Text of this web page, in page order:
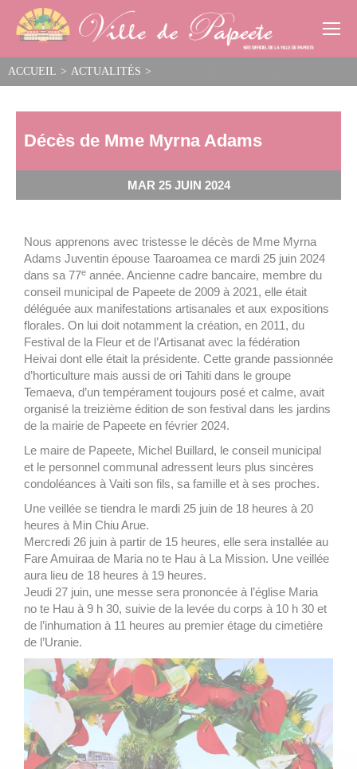
ACCUEIL > ACTUALITÉS >
Décès de Mme Myrna Adams
MAR 25 JUIN 2024
Nous apprenons avec tristesse le décès de Mme Myrna
Adams Juventin épouse Taaroamea ce mardi 25 juin 2024
dans sa 77e année. Ancienne cadre bancaire, membre du
conseil municipal de Papeete de 2009 à 2021, elle était
déléguée aux manifestations artisanales et aux expositions
florales. On lui doit notamment la création, en 2011, du
Festival de la Fleur et de l’Artisanat avec la fédération
Heivai dont elle était la présidente. Cette grande passionnée
d’horticulture mais aussi de ori Tahiti dans le groupe
Temaeva, d’un tempérament toujours posé et calme, avait
organisé la treizième édition de son festival dans les jardins
de la mairie de Papeete en février 2024.
Le maire de Papeete, Michel Buillard, le conseil municipal
et le personnel communal adressent leurs plus sincères
condoléances à Vaiti son fils, sa famille et à ses proches.
Une veillée se tiendra le mardi 25 juin de 18 heures à 20
heures à Min Chiu Arue.
Mercredi 26 juin à partir de 15 heures, elle sera installée au
Fare Amuiraa de Maria no te Hau à La Mission. Une veillée
aura lieu de 18 heures à 19 heures.
Jeudi 27 juin, une messe sera prononcée à l’église Maria
no te Hau à 9 h 30, suivie de la levée du corps à 10 h 30 et
de l’inhumation à 11 heures au premier étage du cimetière
de l’Uranie.
Cookies management panel